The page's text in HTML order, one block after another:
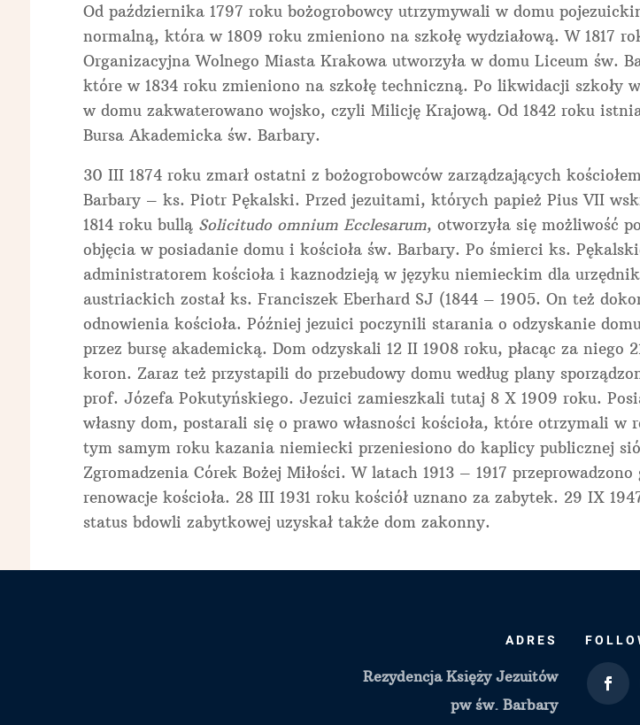
Od października 1797 roku bożogrobowcy utrzymywali w domu
normalną, która w 1809 roku zmieniono na szkołę wydziałową. W 1817
Organizacyjna Wolnego Miasta Krakowa utworzyła w domu Liceum św.
które w 1834 roku zmieniono na szkołę techniczną. Po likwidacji szkoły
w domu zakwaterowano wojsko, czyli Milicję Krajową. Od 1842 roku
Bursa Akademicka św. Barbary.
30 III 1874 roku zmarł ostatni z bożogrobowców zarządzających
Barbary – ks. Piotr Pękalski. Przed jezuitami, których papież Pius VII
1814 roku bullą Solicitudo omnium Ecclesarum, otworzyła się możliwość
objęcia w posiadanie domu i kościoła św. Barbary. Po śmierci ks.
administratorem kościoła i kaznodzieją w języku niemieckim dla
austriackich został ks. Franciszek Eberhard SJ (1844 – 1905. On też
odnowienia kościoła. Później jezuici poczynili starania o odzyskanie
przez bursę akademicką. Dom odzyskali 12 II 1908 roku, płacąc za niego
koron. Zaraz też przystapili do przebudowy domu według plany
prof. Józefa Pokutyńskiego. Jezuici zamieszkali tutaj 8 X 1909 roku.
własny dom, postarali się o prawo własności kościoła, które otrzymali w
tym samym roku kazania niemiecki przeniesiono do kaplicy publicznej
Zgromadzenia Córek Bożej Miłości. W latach 1913 – 1917
renowacje kościoła. 28 III 1931 roku kościół uznano za zabytek. 29 IX
status bdowli zabytkowej uzyskał także dom zakonny.
ADRES
Rezydencja Księży Jezuitów
pw św. Barbary